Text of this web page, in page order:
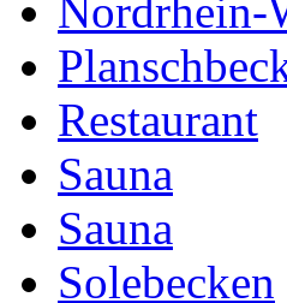
Nordrhein-
Restaurant
Sauna
Sauna
Solebecken